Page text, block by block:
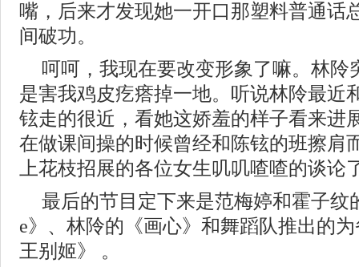
嘴，后来才发现她一开口那塑料普通话
间破功。
呵呵，我现在要改变形象了嘛。林阾
是害我鸡皮疙瘩掉一地。听说林阾最近
铉走的很近，看她这娇羞的样子看来进
在做课间操的时候曾经和陈铉的班擦肩
上花枝招展的各位女生叽叽喳喳的谈论
最后的节目定下来是范梅婷和霍子纹
e》、林阾的《画心》和舞蹈队推出的
王别姬》 。